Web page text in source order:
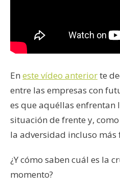
En este vídeo anteriorte
entre las empresas con
es que aquéllas enfrentan
situación de frente y,
la adversidad incluso más
¿Y cómo saben cuál es la
momento?